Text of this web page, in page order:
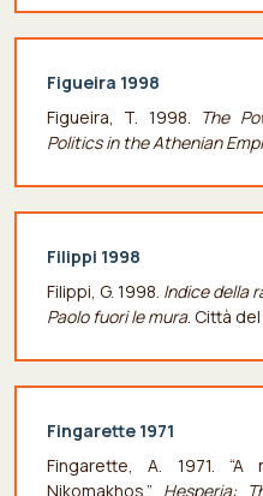
Figueira 1998
Figueira, T. 1998. The
Politics in the Athenian
Filippi 1998
Filippi, G. 1998. Indice della
Paolo fuori le mura. Città
Fingarette 1971
Fingarette, A. 1971.
Nikomakhos.” Hesperia: